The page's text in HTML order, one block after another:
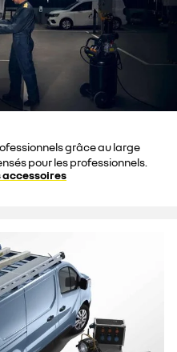
grâce au large
pour les professionnels.
accessoires